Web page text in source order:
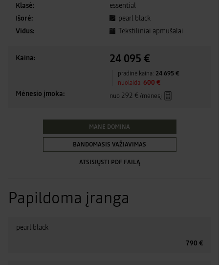
Klasė:
essential
Išorė:
pearl black
Vidus:
Tekstiliniai apmušalai
Kaina: 24 095 €
pradinė kaina: 24 695 €
nuolaida: 600 €
Mėnesio įmoka:
nuo 292 €/mėnesį
MANE DOMINA
BANDOMASIS VAŽIAVIMAS
ATSISIŲSTI PDF FAILĄ
Papildoma įranga
pearl black
790 €